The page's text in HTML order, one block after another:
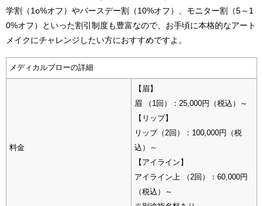
学割（1o%オフ）やバースデー割（10%オフ）、モニター割（5～1
0%オフ）といった割引制度も豊富なので、お手頃に本格的なアート
メイクにチャレンジしたい方におすすめですよ。
メディカルブローの詳細
料金
【眉】
眉 （1回）：25,000円（税込）～
【リップ】
リップ（2回）：100,000円（税
込）～
【アイライン】
アイライン上 （2回）：60,000円
（税込）～